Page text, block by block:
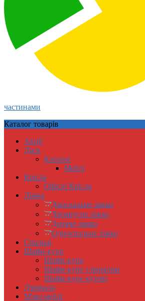
частинами
Каталог товарів
Акції
Даск
Каталог
Меблі
Крісла
Офісні Крісла
Ліжка
Двоспальне ліжко
Двоярусне ліжко
Дитяче ліжко
Односпальне ліжко
Спальні
Шафи-купе
Шафи-купе
Шафи-купе з пеналом
Шафи-купе кутові
Дзеркала
М'які меблі